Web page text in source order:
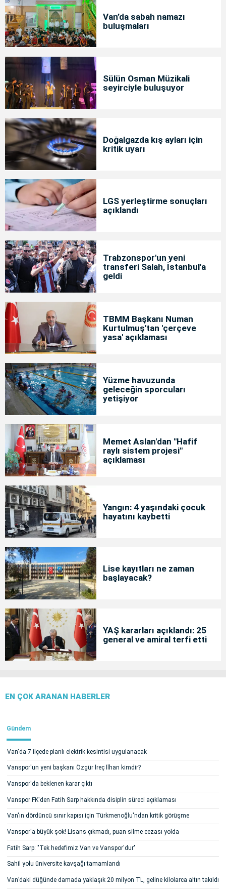
Van’da sabah namazı
buluşmaları
Sülün Osman Müzikali
seyirciyle buluşuyor
Doğalgazda kış ayları için
kritik uyarı
LGS yerleştirme sonuçları
açıklandı
Trabzonspor'un yeni
transferi Salah, İstanbul'a
geldi
TBMM Başkanı Numan
Kurtulmuş'tan 'çerçeve
yasa' açıklaması
Yüzme havuzunda
geleceğin sporcuları
yetişiyor
Memet Aslan'dan "Hafif
raylı sistem projesi"
açıklaması
Yangın: 4 yaşındaki çocuk
hayatını kaybetti
Lise kayıtları ne zaman
başlayacak?
YAŞ kararları açıklandı: 25
general ve amiral terfi etti
EN ÇOK ARANAN HABERLER
Gündem
Van'da 7 ilçede planlı elektrik kesintisi uygulanacak
Vanspor'un yeni başkanı Özgür İreç İlhan kimdir?
Vanspor'da beklenen karar çıktı
Vanspor FK'den Fatih Sarp hakkında disiplin süreci açıklaması
Van'ın dördüncü sınır kapısı için Türkmenoğlu'ndan kritik görüşme
Vanspor'a büyük şok! Lisans çıkmadı, puan silme cezası yolda
Fatih Sarp: "Tek hedefimiz Van ve Vanspor'dur"
Sahil yolu üniversite kavşağı tamamlandı
Van’daki düğünde damada yaklaşık 20 milyon TL, geline kilolarca altın takıldı